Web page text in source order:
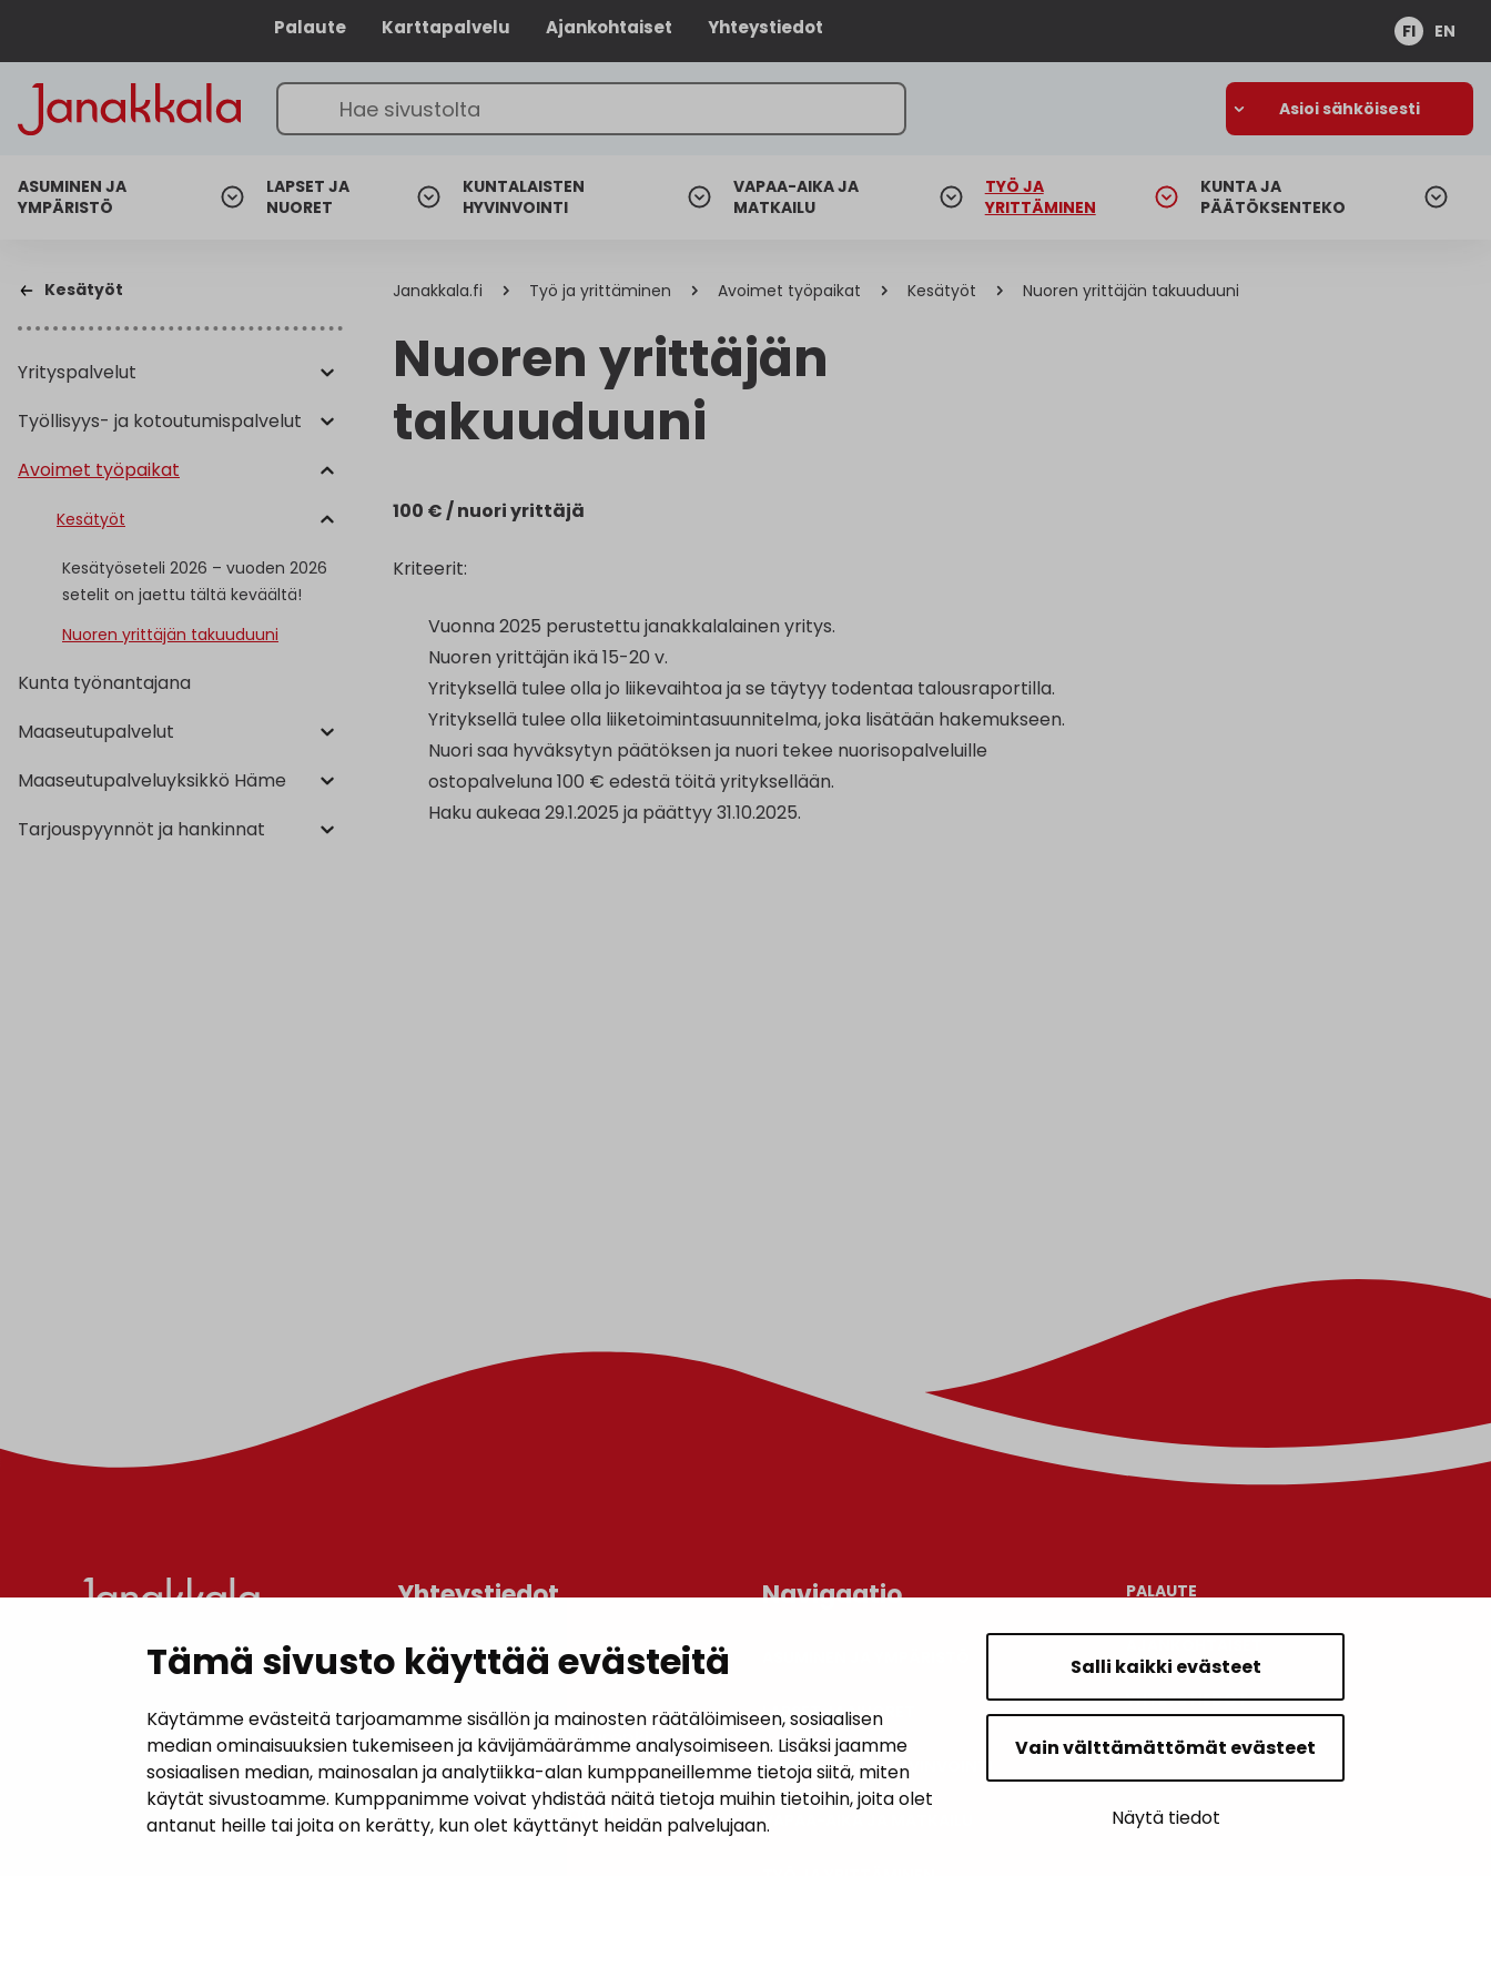
Tämä sivusto käyttää evästeitä
Käytämme evästeitä tarjoamamme sisällön ja mainosten räätälöimiseen, sosiaalisen
median ominaisuuksien tukemiseen ja kävijämäärämme analysoimiseen. Lisäksi jaamme
sosiaalisen median, mainosalan ja analytiikka-alan kumppaneillemme tietoja siitä, miten
käytät sivustoamme. Kumppanimme voivat yhdistää näitä tietoja muihin tietoihin, joita olet
antanut heille tai joita on kerätty, kun olet käyttänyt heidän palvelujaan.
Salli kaikki evästeet
Vain välttämättömät evästeet
Näytä tiedot
Palaute Karttapalvelu Ajankohtaiset Yhteystiedot FI EN
Asioi sähköisesti
ASUMINEN JA
YMPÄRISTÖ
LAPSET JA
NUORET
KUNTALAISTEN
HYVINVOINTI
VAPAA-AIKA JA
MATKAILU
TYÖ JA
YRITTÄMINEN
KUNTA JA
PÄÄTÖKSENTEKO
Kesätyöt
Yrityspalvelut
Työllisyys- ja kotoutumispalvelut
Avoimet työpaikat
Kesätyöt
Kesätyöseteli 2026 – vuoden 2026
setelit on jaettu tältä keväältä!
Nuoren yrittäjän takuuduuni
Kunta työnantajana
Maaseutupalvelut
Maaseutupalveluyksikkö Häme
Tarjouspyynnöt ja hankinnat
Janakkala.fi Työ ja yrittäminen Avoimet työpaikat Kesätyöt Nuoren yrittäjän takuuduuni
Nuoren yrittäjän
takuuduuni
100 € / nuori yrittäjä
Kriteerit:
Vuonna 2025 perustettu janakkalalainen yritys.
Nuoren yrittäjän ikä 15-20 v.
Yrityksellä tulee olla jo liikevaihtoa ja se täytyy todentaa talousraportilla.
Yrityksellä tulee olla liiketoimintasuunnitelma, joka lisätään hakemukseen.
Nuori saa hyväksytyn päätöksen ja nuori tekee nuorisopalveluille
ostopalveluna 100 € edestä töitä yrityksellään.
Haku aukeaa 29.1.2025 ja päättyy 31.10.2025.
Yhteystiedot
Janakkalan kunta
Juttilantie 1, 14200 Turenki
Puh. 050 5090 449
kirjaamo@janakkala.fi
Navigaatio
LAPSET JA NUORET
KUNTALAISTEN HYVINVOINTI
VAPAA-AIKA JA MATKAILU
PALAUTE
YHTEYSTIEDOT
KARTTAPALVELU